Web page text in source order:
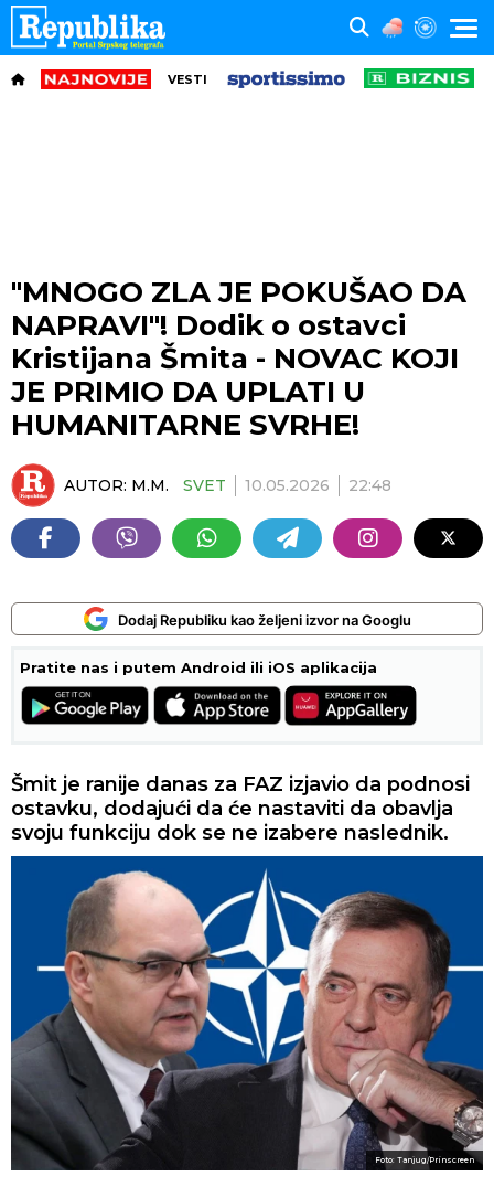
VESTI
"MNOGO ZLA JE POKUŠAO DA
NAPRAVI"! Dodik o ostavci
Kristijana Šmita - NOVAC KOJI
JE PRIMIO DA UPLATI U
HUMANITARNE SVRHE!
AUTOR: M.M. SVET 10.05.2026 22:48
Dodaj Republiku kao željeni izvor na Googlu
Pratite nas i putem Android ili iOS aplikacija
Šmit je ranije danas za FAZ izjavio da podnosi
ostavku, dodajući da će nastaviti da obavlja
svoju funkciju dok se ne izabere naslednik.
Foto: Tanjug/Prinscreen